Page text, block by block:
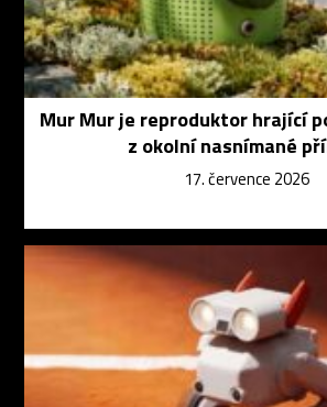
Mur Mur je reproduktor hrající
z okolní nasnímané
17. července 2026